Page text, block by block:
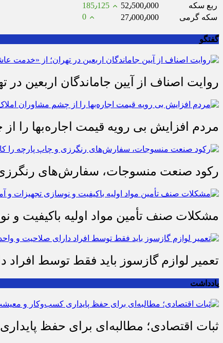
ربع سکه
52٫500٫000
185٫125
سکه گرمی
27٫000٫000 0
گفتگو
روایت اصناف از آیین جاماندگان اربعین در
مردم افزایش بی رویه قیمت اجاره‌بها را
رکود صنعت منسوجات، سفارش‌های
مشکلات صنف تأمین مواد اولیه
تعمیر لوازم گازسوز باید فقط توسط
یادداشت
ثبات اقتصادی؛ مطالبه‌ای برای حفظ